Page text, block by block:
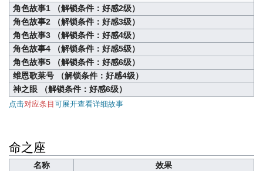
角色故事1 （解锁条件：好感2级）
角色故事2 （解锁条件：好感3级）
角色故事3 （解锁条件：好感4级）
角色故事4 （解锁条件：好感5级）
角色故事5 （解锁条件：好感6级）
维恩歌莱号 （解锁条件：好感4级）
神之眼 （解锁条件：好感6级）
点击对应条目 可展开查看详细故事
命之座
名称 效果